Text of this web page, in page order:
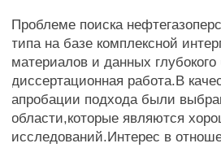
Проблеме поиска
типа на базе комплексной
материалов и данных
диссертационная работа.В
апробации подхода были
области,которые являются
исследований.Интерес в